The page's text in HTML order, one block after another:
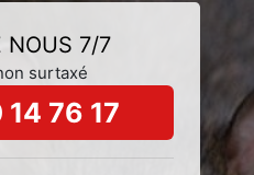
NOUS 7/7
surtaxé
76 17